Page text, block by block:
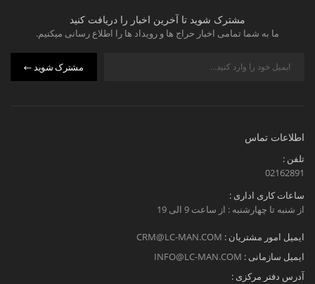
مشترک شوید تا آخرین اخبار را دریافت کنید
ما به شما تمامی اخبار حراج ها و رویداد ها را اطلاع رسانی میکنیم.
مشترک شوید
اطلاعات تماس
تلفن :
02162891
ساعات کاری اداری :
از شنبه تا چهارشنبه : از ساعت 9 الی 19
ایمیل امور مشتریان : CRM@LC-MAN.COM
ایمیل سازمانی : INFO@LC-MAN.COM
آدرس دفتر مرکزی :